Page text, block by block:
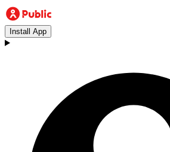
Install App